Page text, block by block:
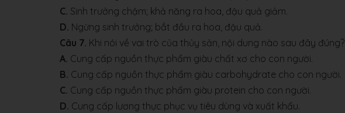
C. Sinh trưởng chậm; khả năng ra hoa, đậu quả giảm.
D. Ngừng sinh trưởng; bắt đầu ra hoa, đậu quả.
Câu 7. Khi nói về vai trò của thủy sản, nội dung nào sau đây đúng?
A. Cung cấp nguồn thực phẩm giàu chất xơ cho con người.
B. Cung cấp nguồn thực phẩm giàu carbohydrate cho con người.
C. Cung cấp nguồn thực phẩm giàu protein cho con người.
D. Cung cấp lương thực phục vụ tiêu dùng và xuất khẩu.